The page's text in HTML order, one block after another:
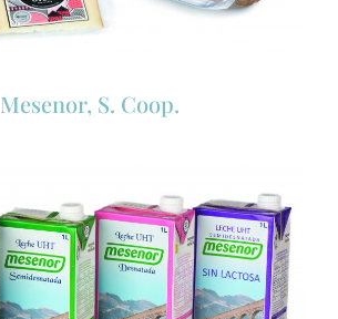
Mesenor, S. Coop.